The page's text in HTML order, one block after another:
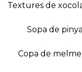
Textures de
Sopa de
Copa de